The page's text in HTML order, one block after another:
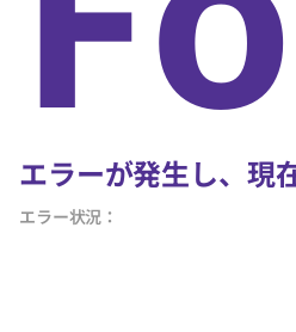
エラーが発生し、現
エラー状況：